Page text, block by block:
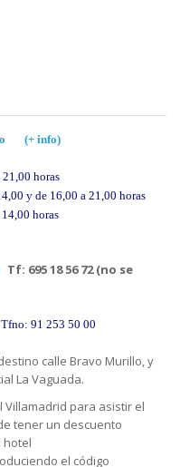
(+ info)
horas
y de 16,00 a 21,00 horas
horas
Tf: 695 18 56 72 (no se
Tfno: 91 253 50 00
calle Bravo Murillo, y
La Vaguada.
Villamadrid para asistir el
tener un descuento
hotel
el código